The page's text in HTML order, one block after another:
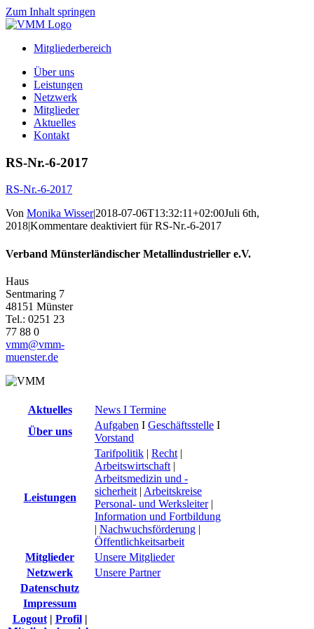
Zum Inhalt springen
Mitgliederbereich
Über uns
Leistungen
Netzwerk
Mitglieder
Aktuelles
Kontakt
RS-Nr.-6-2017
RS-Nr.-6-2017
Von Monika Wisser|2018-07-06T13:32:11+02:00Juli 6th,
2018|Kommentare deaktiviertfür RS-Nr.-6-2017
Verband Münsterländischer Metallindustrieller e.V.
Haus
Sentmaring 7
48151 Münster
Tel.: 0251 23
77 88 0
vmm@vmm-
muenster.de
Aktuelles
News I Termine
Über uns
Aufgaben I Geschäftsstelle I
Vorstand
Leistungen
Tarifpolitik | Recht |
Arbeitswirtschaft |
Arbeitsmedizin und -
sicherheit | Arbeitskreise
Personal- und Werksleiter|
Information und Fortbildung
| Nachwuchsförderung |
Öffentlichkeitsarbeit
Mitglieder
Unsere Mitglieder
Netzwerk
Unsere Partner
Datenschutz
Impressum
Logout| Profil|